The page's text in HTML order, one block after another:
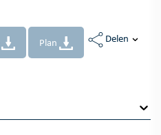
Plan Delen